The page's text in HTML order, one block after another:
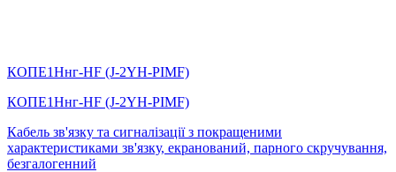
КОПЕ1Ннг-HF (J-2YH-PIMF)
КОПЕ1Ннг-HF (J-2YH-PIMF)
Кабель зв'язку та сигналізації з покращеними
характеристиками зв'язку, екранований, парного скручування,
безгалогенний